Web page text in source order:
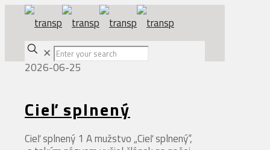
✕
2026-06-25
Cieľ splnený
Cieľ splnený 1 A mužstvo „Cieľ splnený“,